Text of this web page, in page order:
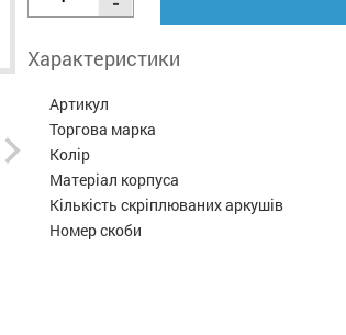
Характеристики
Артикул
Торгова марка
Колір
Матеріал корпуса
Кількість скріплюваних аркушів
Номер скоби